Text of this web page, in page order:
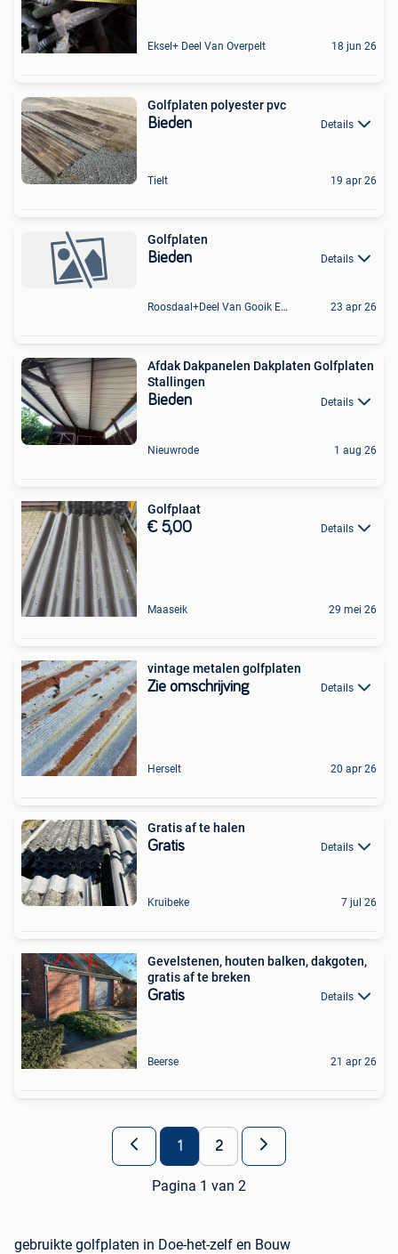
Eksel+ Deel Van Overpelt 18 jun 26
Golfplaten polyester pvc
Bieden Details
Tielt 19 apr 26
Golfplaten
Bieden Details
Roosdaal+Deel Van Gooik En Sint-Kwintens-Lennik 23 apr 26
Afdak Dakpanelen Dakplaten Golfplaten
Stallingen
Bieden Details
Nieuwrode 1 aug 26
Golfplaat
€ 5,00 Details
Maaseik 29 mei 26
vintage metalen golfplaten
Zie omschrijving Details
Herselt 20 apr 26
Gratis af te halen
Gratis Details
Kruibeke 7 jul 26
Gevelstenen, houten balken, dakgoten,
gratis af te breken
Gratis Details
Beerse 21 apr 26
1 2
Pagina 1 van 2
gebruikte golfplaten in Doe-het-zelf en Bouw